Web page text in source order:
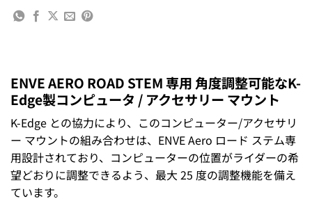
ENVE AERO ROAD STEM 専用 角度調整可能なK-
Edge製コンピュータ / アクセサリー マウント
K-Edge との協力により、このコンピューター/アクセサリ
ー マウントの組み合わせは、ENVE Aero ロード ステム専
用設計されており、コンピューターの位置がライダーの希
望どおりに調整できるよう、最大​​ 25 度の調整機能を備え
ています。